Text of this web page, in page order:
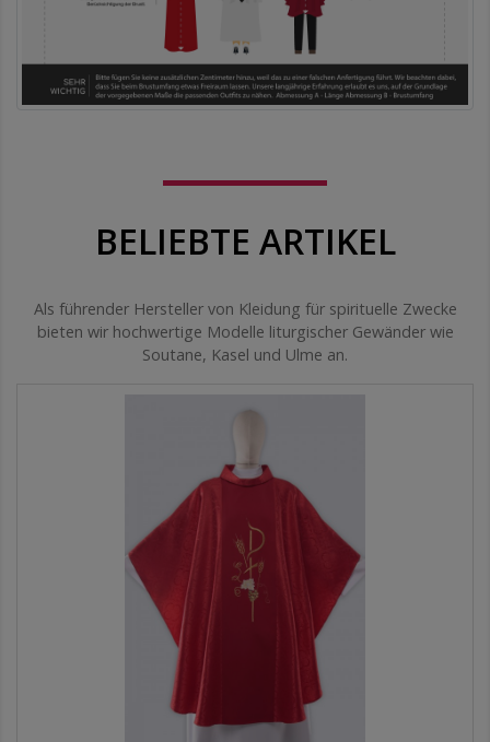
BELIEBTE ARTIKEL
Als führender Hersteller von Kleidung für spirituelle Zwecke
bieten wir hochwertige Modelle liturgischer Gewänder wie
Soutane, Kasel und Ulme an.